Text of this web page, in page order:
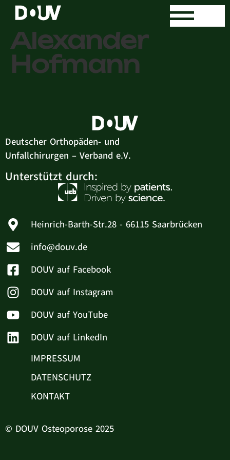
Dr. med.
Alexander
Hofmann
Deutscher Orthopäden- und
Unfallchirurgen – Verband e.V.
Unterstützt durch:
Heinrich-Barth-Str.28 - 66115 Saarbrücken
info@douv.de
DOUV auf Facebook
DOUV auf Instagram
DOUV auf YouTube
DOUV auf LinkedIn
IMPRESSUM
DATENSCHUTZ
KONTAKT
© DOUV Osteoporose 2025